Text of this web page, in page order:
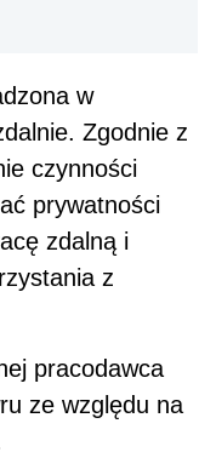
w
Zgodnie z
czynności
prywatności
zdalną i
z
pracodawca
ze względu na